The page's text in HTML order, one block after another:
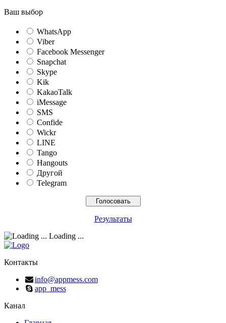
Ваш выбор
WhatsApp
Viber
Facebook Messenger
Snapchat
Skype
Kik
KakaoTalk
iMessage
SMS
Confide
Wickr
LINE
Tango
Hangouts
Другой
Telegram
Результаты
Loading ...
Контакты
info@appmess.com
app_mess
Канал